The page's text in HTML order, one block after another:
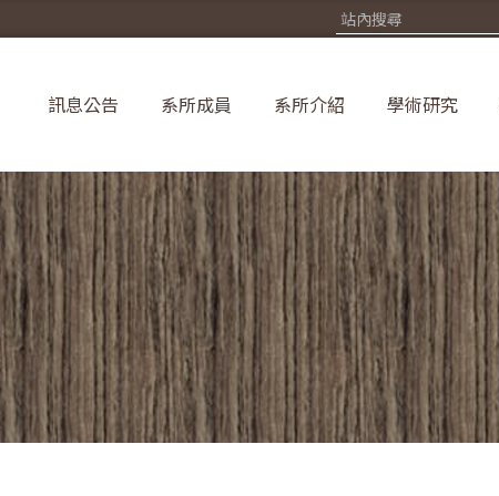
訊息公告 系所成員 系所介紹 學術研究